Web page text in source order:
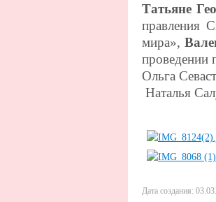
Татьяне
правления
мира»,
проведении
Ольга
Наталья
Дата создания: